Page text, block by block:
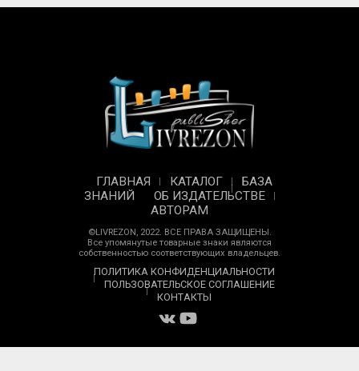
ГЛАВНАЯ КАТАЛОГ
БАЗА
ЗНАНИЙ
ОБ ИЗДАТЕЛЬСТВЕ
АВТОРАМ
©LIVREZON, 2022. ВСЕ ПРАВА ЗАЩИЩЕНЫ.
Все упомянутые товарные знаки являются
собственностью соответствующих владельцев.
ПОЛИТИКА КОНФИДЕНЦИАЛЬНОСТИ
ПОЛЬЗОВАТЕЛЬСКОЕ СОГЛАШЕНИЕ
КОНТАКТЫ